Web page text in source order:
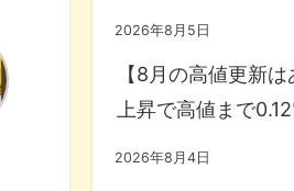
2026年8月5日
【8月の高値更新
上昇で高値まで
2026年8月4日